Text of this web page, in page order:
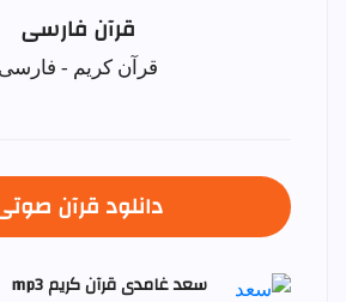
قرآن فارسی
قرآن کریم - فارسی
دانلود قرآن
سعد غامدی قرآن کریم mp3